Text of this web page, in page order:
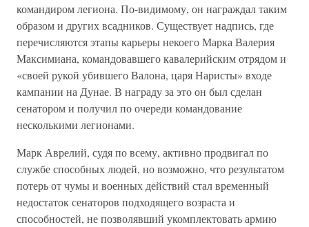
командиром легиона. По-видимому, он награждал таким
образом и других всадников. Существует надпись, где
перечисляются этапы карьеры некоего Марка Валерия
Максимиана, командовавшего кавалерийским отрядом и
«своей рукой убившего Валона, царя Наристы» входе
кампании на Дунае. В награду за это он был сделан
сенатором и получил по очереди командование
несколькими легионами.
Марк Аврелий, судя по всему, активно продвигал по
службе способных людей, но возможно, что результатом
потерь от чумы и военных действий стал временный
недостаток сенаторов подходящего возраста и
способностей, не позволявший укомплектовать армию